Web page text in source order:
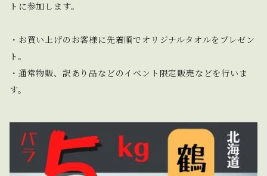
トに参加します。
・お買い上げのお客様に先着順でオリジナルタオルをプレゼン
ト。
・通常物販、訳あり品などのイベント限定販売などを行いま
す。